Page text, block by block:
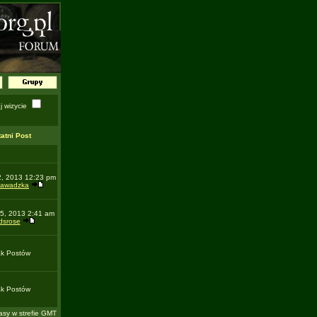
wizycie
Post
2013 12:23 pm
2013 2:41 am
Postów
Postów
w strefie GMT